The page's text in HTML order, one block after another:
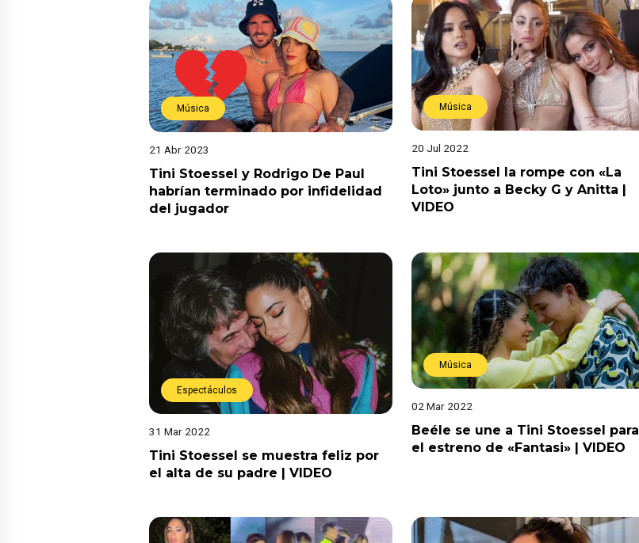
Música
21 Abr 2023
Tini Stoessel y Rodrigo De Paul
habrían terminado por infidelidad
del jugador
Música
20 Jul 2022
Tini Stoessel la rompe con «La
Loto» junto a Becky G y Anitta |
VIDEO
Espectáculos
31 Mar 2022
Tini Stoessel se muestra feliz por
el alta de su padre | VIDEO
Música
02 Mar 2022
Beéle se une a Tini Stoessel para
el estreno de «Fantasi» | VIDEO